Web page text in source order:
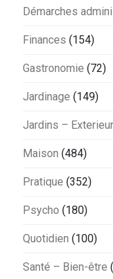
Démarches
Finances (154)
Gastronomie (72)
Jardinage (149)
Jardins –
Maison (484)
Pratique (352)
Psycho (180)
Quotidien (100)
Santé – Bien-être